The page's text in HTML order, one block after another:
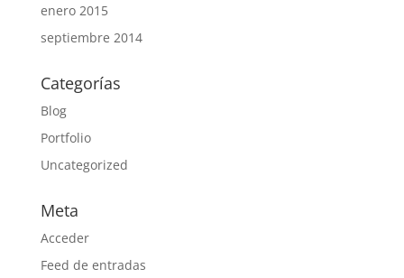
enero 2015
septiembre 2014
Categorías
Blog
Portfolio
Uncategorized
Meta
Acceder
Feed de entradas